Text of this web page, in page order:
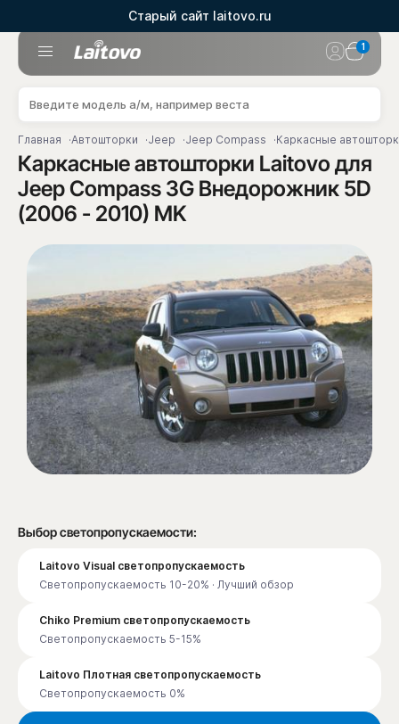
Старый сайт laitovo.ru
1
Главная Автошторки Jeep Jeep Compass Каркасные
Каркасные автошторки Laitovo для
Jeep Compass 3G Внедорожник 5D
(2006 - 2010) MK
Выбор светопропускаемости:
Laitovo Visual светопропускаемость
Светопропускаемость 10-20% · Лучший обзор
Chiko Premium светопропускаемость
Светопропускаемость 5-15%
Laitovo Плотная светопропускаемость
Светопропускаемость 0%